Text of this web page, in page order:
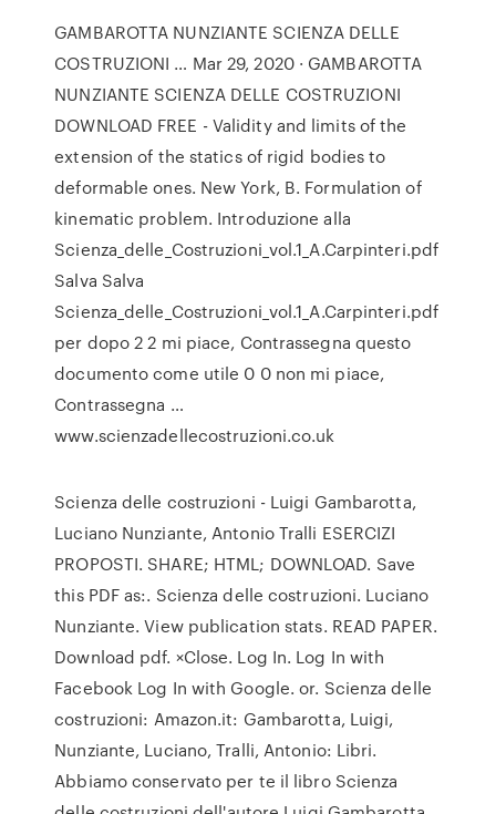
GAMBAROTTA NUNZIANTE SCIENZA DELLE
COSTRUZIONI … Mar 29, 2020 · GAMBAROTTA
NUNZIANTE SCIENZA DELLE COSTRUZIONI
DOWNLOAD FREE - Validity and limits of the
extension of the statics of rigid bodies to
deformable ones. New York, B. Formulation of
kinematic problem. Introduzione alla
Scienza_delle_Costruzioni_vol.1_A.Carpinteri.pdf
Salva Salva
Scienza_delle_Costruzioni_vol.1_A.Carpinteri.pdf
per dopo 2 2 mi piace, Contrassegna questo
documento come utile 0 0 non mi piace,
Contrassegna …
www.scienzadellecostruzioni.co.uk
Scienza delle costruzioni - Luigi Gambarotta,
Luciano Nunziante, Antonio Tralli ESERCIZI
PROPOSTI. SHARE; HTML; DOWNLOAD. Save
this PDF as:. Scienza delle costruzioni. Luciano
Nunziante. View publication stats. READ PAPER.
Download pdf. ×Close. Log In. Log In with
Facebook Log In with Google. or. Scienza delle
costruzioni: Amazon.it: Gambarotta, Luigi,
Nunziante, Luciano, Tralli, Antonio: Libri.
Abbiamo conservato per te il libro Scienza